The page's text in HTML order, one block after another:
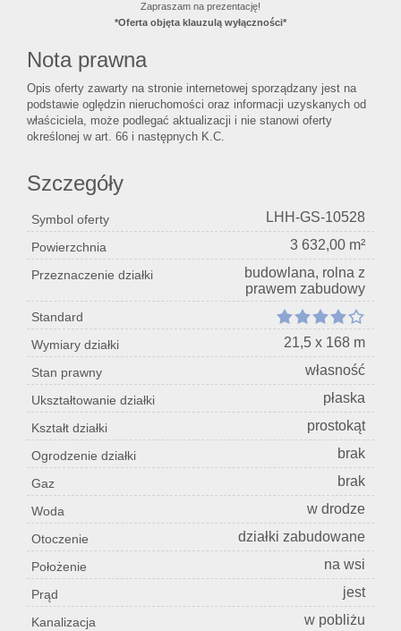
Zapraszam na prezentację!
*Oferta objęta klauzulą wyłączności*
Nota prawna
Opis oferty zawarty na stronie internetowej sporządzany jest na
podstawie oględzin nieruchomości oraz informacji uzyskanych od
właściciela, może podlegać aktualizacji i nie stanowi oferty
określonej w art. 66 i następnych K.C.
Szczegóły
Symbol oferty LHH-GS-10528
Powierzchnia 3 632,00 m²
Przeznaczenie działki
budowlana, rolna z
prawem zabudowy
Standard
Wymiary działki
21,5 x 168 m
Stan prawny własność
Ukształtowanie działki płaska
Kształt działki prostokąt
Ogrodzenie działki brak
Gaz brak
Woda w drodze
Otoczenie działki zabudowane
Położenie na wsi
Prąd jest
Kanalizacja w pobliżu